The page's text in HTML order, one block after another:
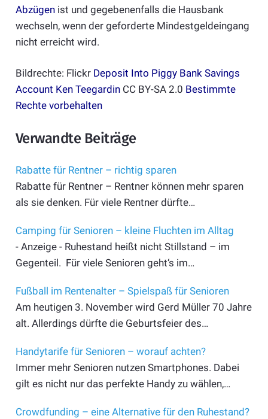
Abzügenist und gegebenenfalls die Hausbank
wechseln, wenn der geforderte Mindestgeldeingang
nicht erreicht wird.
Bildrechte: Flickr Deposit Into Piggy Bank Savings
Account Ken TeegardinCC BY-SA 2.0 Bestimmte
Rechte vorbehalten
Verwandte Beiträge
Rabatte für Rentner – richtig sparen
Rabatte für Rentner – Rentner können mehr sparen
als sie denken. Für viele Rentner dürfte…
Camping für Senioren – kleine Fluchten im Alltag
- Anzeige - Ruhestand heißt nicht Stillstand – im
Gegenteil. Für viele Senioren geht‘s im…
Fußball im Rentenalter – Spielspaß für Senioren
Am heutigen 3. November wird Gerd Müller 70 Jahre
alt. Allerdings dürfte die Geburtsfeier des…
Handytarife für Senioren – worauf achten?
Immer mehr Senioren nutzen Smartphones. Dabei
gilt es nicht nur das perfekte Handy zu wählen,…
Crowdfunding – eine Alternative für den Ruhestand?